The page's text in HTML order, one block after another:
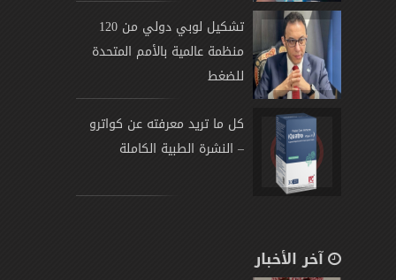
تشكيل لوبي دولي من 120
منظمة عالمية بالأمم المتحدة
للضغط
كل ما تريد معرفته عن كواترو
– النشرة الطبية الكاملة
آخر الأخبار